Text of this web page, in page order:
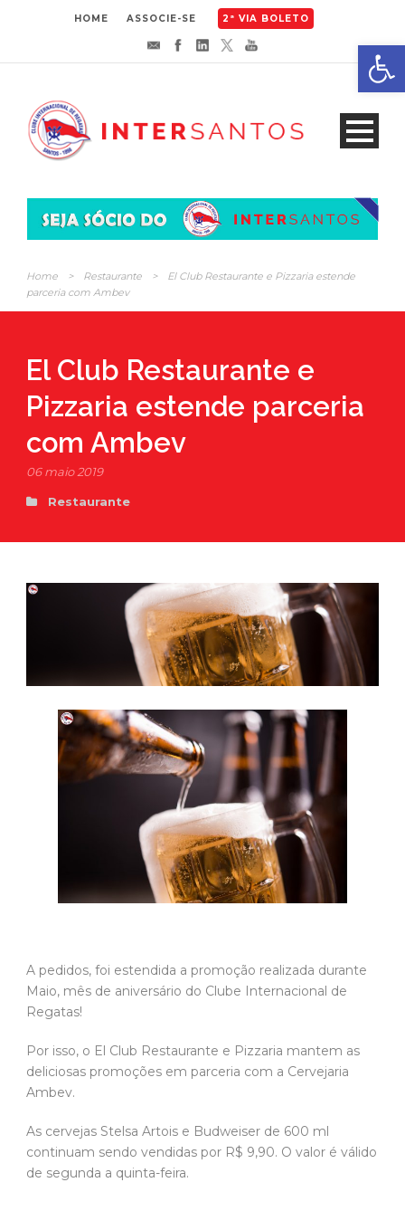
HOME ASSOCIE-SE 2ª VIA BOLETO
Home > Restaurante >
El Club Restaurante e Pizzaria estende
parceria com Ambev
El Club Restaurante e
Pizzaria estende parceria
com Ambev
06 maio 2019
Restaurante
A pedidos, foi estendida a promoção realizada durante
Maio, mês de aniversário do Clube Internacional de
Regatas!
Por isso, o El Club Restaurante e Pizzaria mantem as
deliciosas promoções em parceria com a Cervejaria
Ambev.
As cervejas Stelsa Artois e Budweiser de 600 ml
continuam sendo vendidas por R$ 9,90. O valor é válido
de segunda a quinta-feira.
Abrir